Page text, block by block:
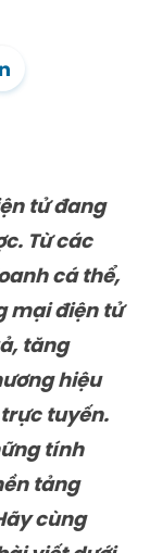
tử đang
Từ các
cá thể,
mại điện tử
tăng
hiệu
tuyến.
tính
tảng
cùng